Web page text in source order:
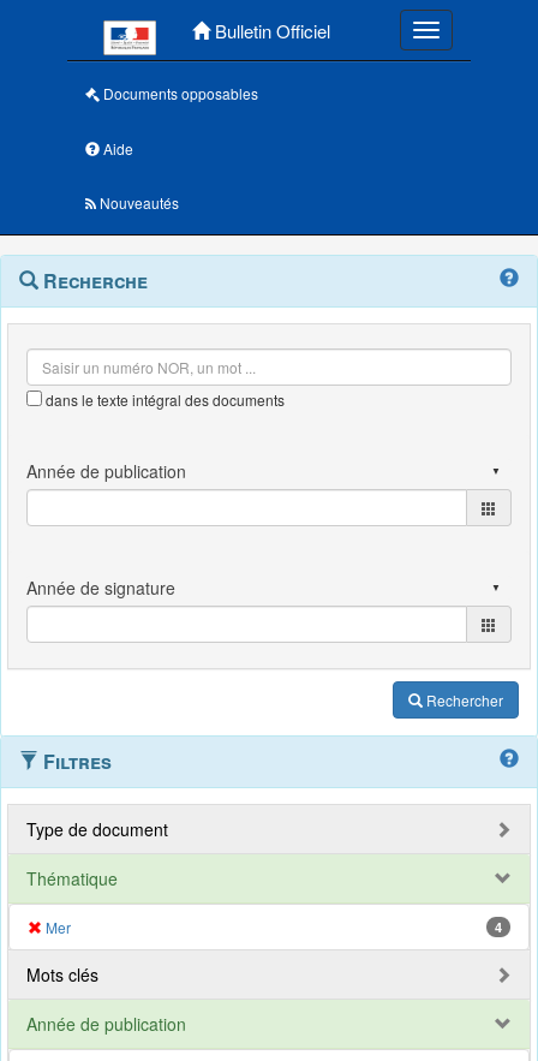
Bulletin Officiel Toggle
Documents opposables
Aide
Nouveautés
Navigation
outils
Menu
contextuel
Recherche
dans le texte intégral des documents
Rechercher
Filtres
Type de document
Thématique
Mer 4
Mots clés
Année de publication